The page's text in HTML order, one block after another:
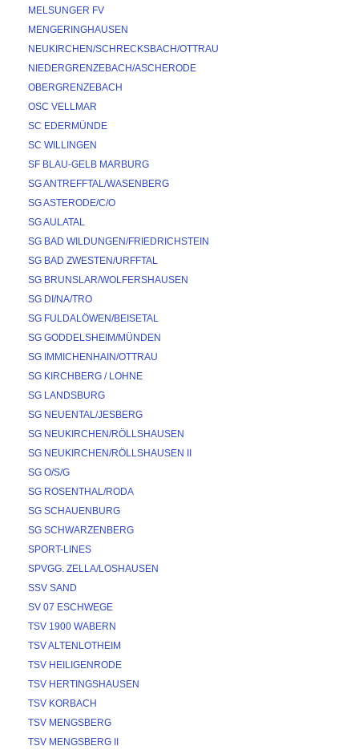
MELSUNGER FV
MENGERINGHAUSEN
NEUKIRCHEN/SCHRECKSBACH/OTTRAU
NIEDERGRENZEBACH/ASCHERODE
OBERGRENZEBACH
OSC VELLMAR
SC EDERMÜNDE
SC WILLINGEN
SF BLAU-GELB MARBURG
SG ANTREFFTAL/WASENBERG
SG ASTERODE/C/O
SG AULATAL
SG BAD WILDUNGEN/FRIEDRICHSTEIN
SG BAD ZWESTEN/URFFTAL
SG BRUNSLAR/WOLFERSHAUSEN
SG DI/NA/TRO
SG FULDALÖWEN/BEISETAL
SG GODDELSHEIM/MÜNDEN
SG IMMICHENHAIN/OTTRAU
SG KIRCHBERG / LOHNE
SG LANDSBURG
SG NEUENTAL/JESBERG
SG NEUKIRCHEN/RÖLLSHAUSEN
SG NEUKIRCHEN/RÖLLSHAUSEN II
SG O/S/G
SG ROSENTHAL/RODA
SG SCHAUENBURG
SG SCHWARZENBERG
SPORT-LINES
SPVGG. ZELLA/LOSHAUSEN
SSV SAND
SV 07 ESCHWEGE
TSV 1900 WABERN
TSV ALTENLOTHEIM
TSV HEILIGENRODE
TSV HERTINGSHAUSEN
TSV KORBACH
TSV MENGSBERG
TSV MENGSBERG II